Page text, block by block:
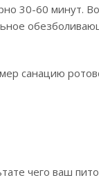
30-60 минут.
санацию
чего ваш